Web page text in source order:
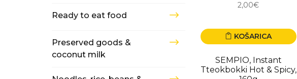
Ready to eat food
Preserved goods &
coconut milk
2,00€
KOŠARICA
SEMPIO, Instant
Tteokbokki Hot & Spicy,